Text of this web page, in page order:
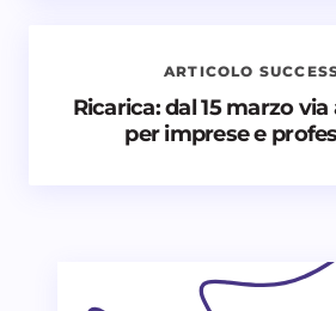
Il tuo commento *
Nome *
ARTICOLO
Ricarica: dal 15 marzo
per imprese e